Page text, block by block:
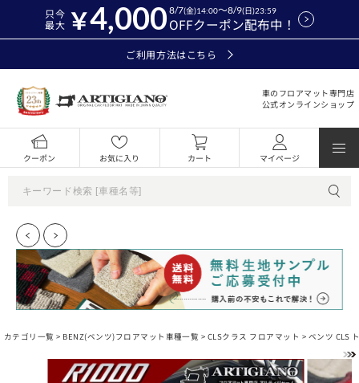
只今
最大
4,000OFFクーポン配布中！
8/7(金)14:00～8/9(日)23:59
ご利用方法はこちら
車のフロアマット専門店
公式オンラインショップ
クーポン お気に入り カート マイページ
カテゴリ一覧 > BENZ(ベンツ)フロアマット車種一覧 > CLSクラス フロアマット > ベンツ CLS